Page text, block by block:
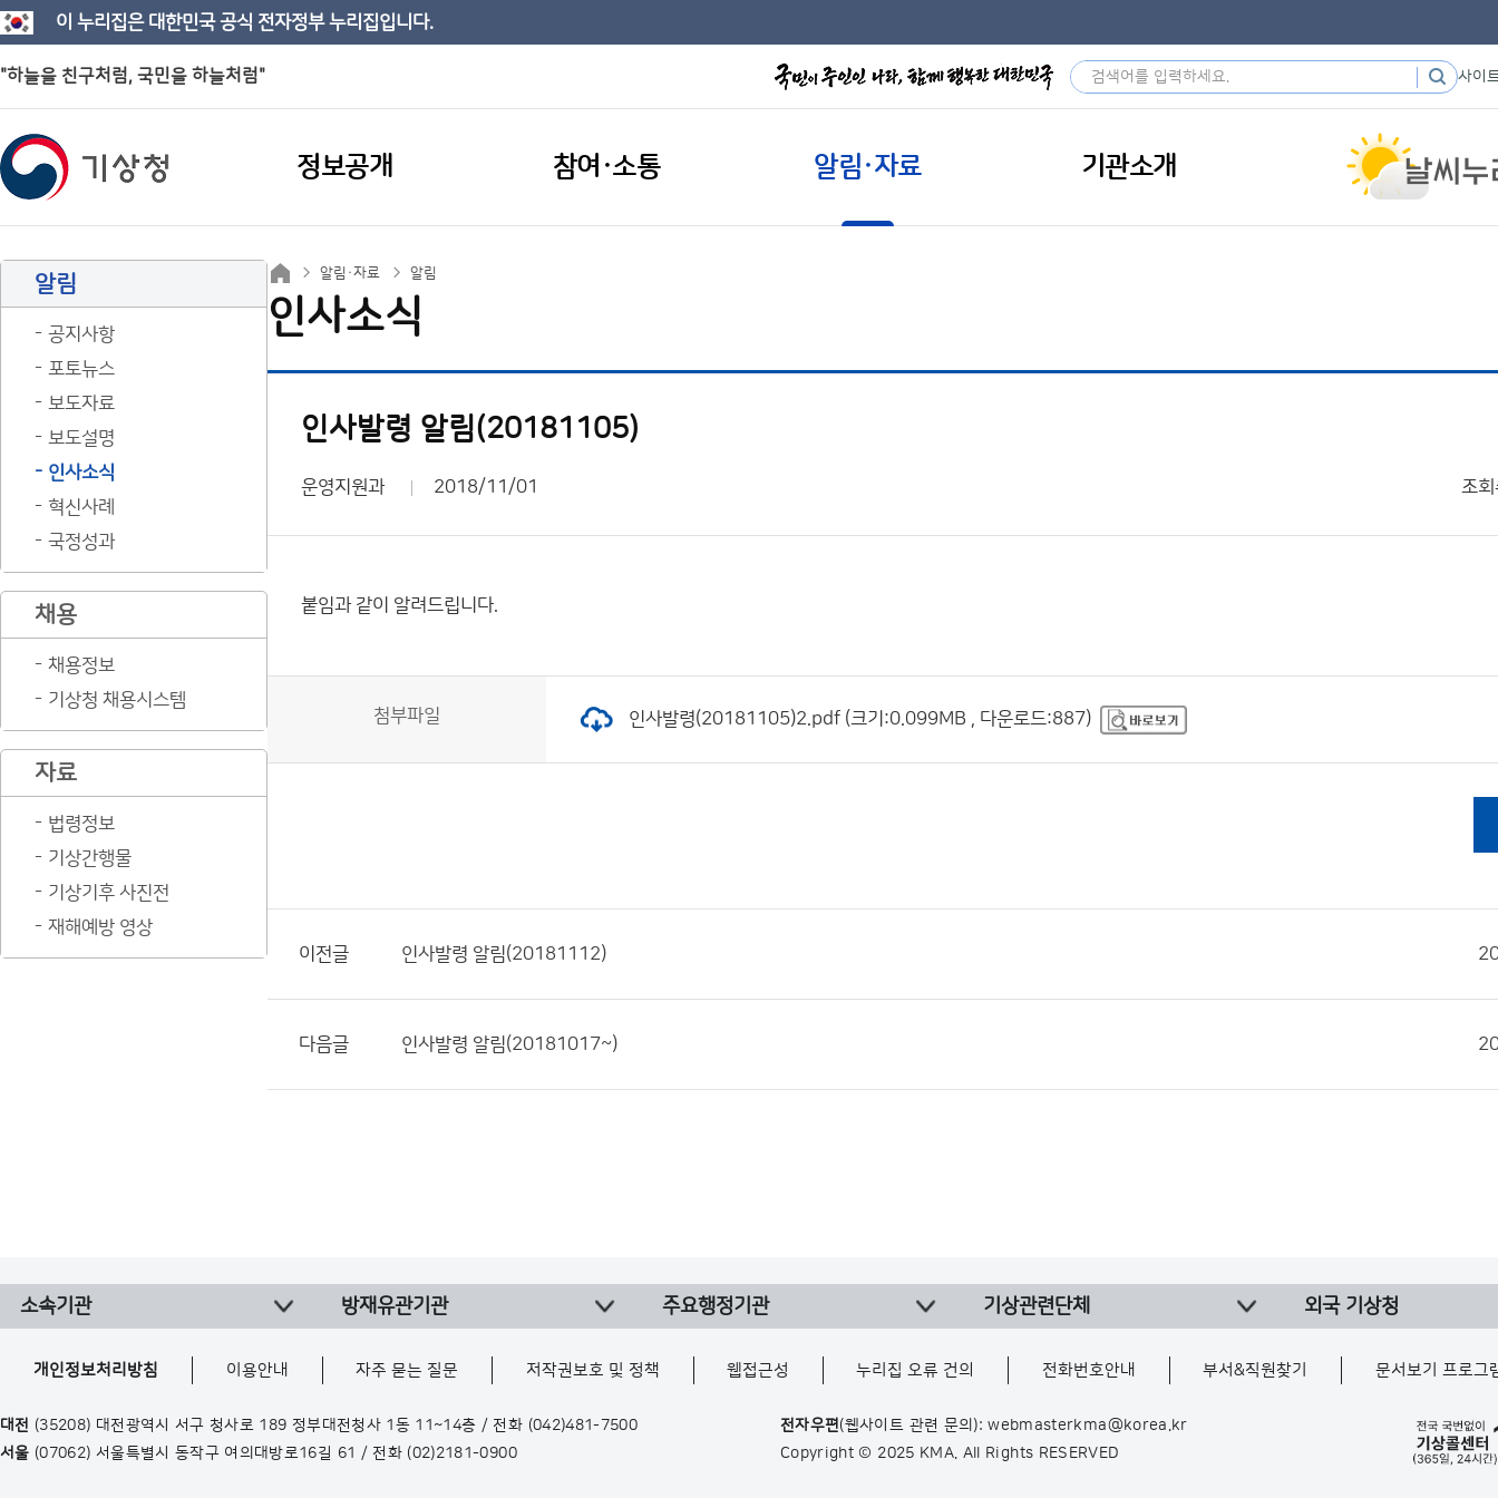
이 누리집은 대한민국 공식 전자정부 누리집입니다.
"하늘을 친구처럼, 국민을 하늘처럼" 사이
정보공개 참여·소통 알림·자료 기관소개
알림
공지사항
포토뉴스
보도자료
보도설명
인사소식
혁신사례
국정성과
채용
채용정보
기상청 채용시스템
자료
법령정보
기상간행물
기상기후 사진전
재해예방 영상
알림·자료 알림
인사소식
인사발령 알림(20181105)
운영지원과 2018/11/01 조회
붙임과 같이 알려드립니다.
첨부파일 인사발령(20181105)2.pdf (크기:0.099MB , 다운로드:887)
이전글 인사발령 알림(20181112)
다음글 인사발령 알림(20181017~)
소속기관 방재유관기관 주요행정기관 기상관련단체 외국 기상청
개인정보처리방침 이용안내 자주 묻는 질문 저작권보호 및 정책 웹접근성 누리집 오류 건의 전화번호안내 부서&직원찾기 문서보기 프로그
대전 (35208) 대전광역시 서구 청사로 189 정부대전청사 1동 11~14층 / 전화 (042)481-7500
서울 (07062) 서울특별시 동작구 여의대방로16길 61 / 전화 (02)2181-0900
전자우편(웹사이트 관련 문의): webmasterkma@korea.kr
Copyright © 2025 KMA. All Rights RESERVED